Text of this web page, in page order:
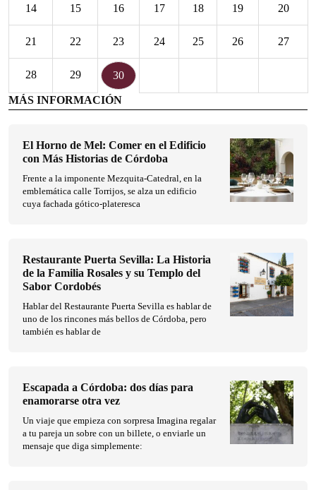
14 15 16 17 18 19 20
21 22 23 24 25 26 27
28 29 30
MÁS INFORMACIÓN
El Horno de Mel: Comer en el Edificio
con Más Historias de Córdoba
Frente a la imponente Mezquita-Catedral, en la
emblemática calle Torrijos, se alza un edificio
cuya fachada gótico-plateresca
Restaurante Puerta Sevilla: La Historia
de la Familia Rosales y su Templo del
Sabor Cordobés
Hablar del Restaurante Puerta Sevilla es hablar de
uno de los rincones más bellos de Córdoba, pero
también es hablar de
Escapada a Córdoba: dos días para
enamorarse otra vez
Un viaje que empieza con sorpresa Imagina regalar
a tu pareja un sobre con un billete, o enviarle un
mensaje que diga simplemente: